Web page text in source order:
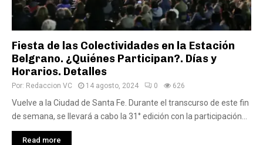
Fiesta de las Colectividades en la Estación
Belgrano. ¿Quiénes Participan?. Días y
Horarios. Detalles
Por: Redaccion VC 14 agosto, 2024 0 626
Vuelve a la Ciudad de Santa Fe. Durante el transcurso de este fin
de semana, se llevará a cabo la 31° edición con la participación...
Read more